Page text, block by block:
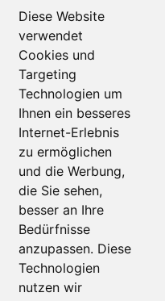
Diese Website
verwendet
Cookies und
Targeting
Technologien um
Ihnen ein besseres
Internet-Erlebnis
zu ermöglichen
und die Werbung,
die Sie sehen,
besser an Ihre
Bedürfnisse
anzupassen. Diese
Technologien
nutzen wir